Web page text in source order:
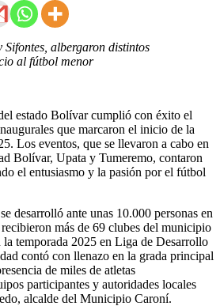
albergaron distintos
al fútbol menor
estado Bolívar cumplió con éxito el
que marcaron el inicio de la
Los eventos, que se llevaron a cabo en
Bolívar, Upata y Tumeremo, contaron
el entusiasmo y la pasión por el fútbol
desarrolló ante unas 10.000 personas en
más de 69 clubes del municipio
temporada 2025 en Liga de Desarrollo
contó con llenazo en la grada principal
de miles de atletas
participantes y autoridades locales
alcalde del Municipio Caroní.